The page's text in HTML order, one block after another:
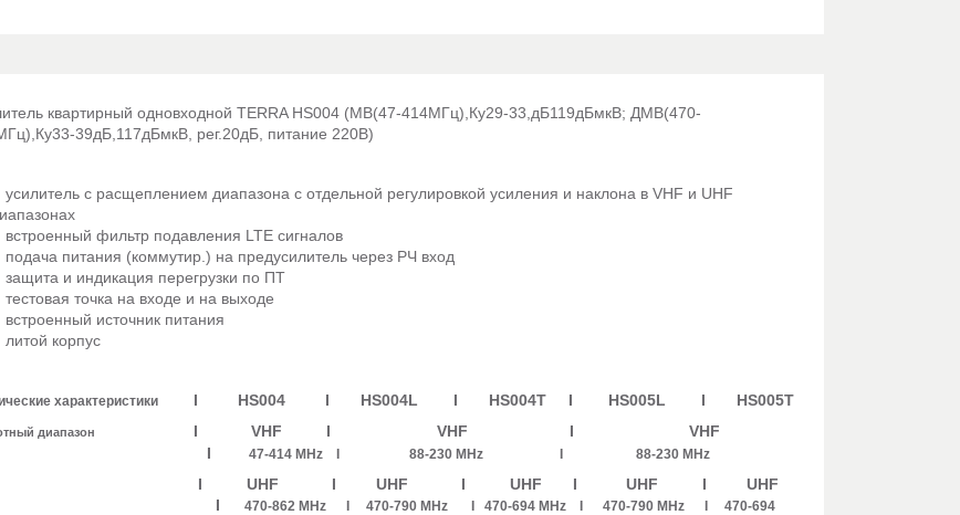
квартирный одновходной TERRA HS004 (МВ(47-414МГц),Ку29-33,дБ119дБмкВ; ДМВ(470-
39дБ,117дБмкВ, рег.20дБ, питание 220В)
усилитель с расщеплением диапазона с отдельной регулировкой усиления и наклона в VHF и UHF
встроенный фильтр подавления LTE сигналов
подача питания (коммутир.) на предусилитель через РЧ вход
защита и индикация перегрузки по ПТ
тестовая точка на входе и на выходе
встроенный источник питания
литой корпус
характеристики I HS004 I HS004L I HS004T I HS005L I HS005T
диапазон
I VHF I VHF I VHF
47-414 MHz I 88-230 MHz I 88-230 MHz
UHF I UHF I UHF I UHF I UHF
470-862 MHz I 470-790 MHz I 470-694 MHz I 470-790 MHz I 470-694